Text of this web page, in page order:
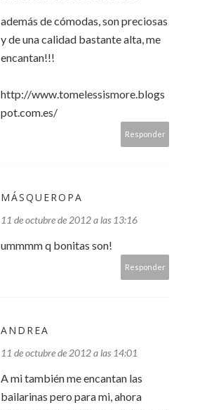
además de cómodas, son preciosas
y de una calidad bastante alta, me
encantan!!!
http://www.tomelessismore.blogs
pot.com.es/
Responder
MÁSQUEROPA
11 de octubre de 2012 a las 13:16
ummmm q bonitas son!
Responder
ANDREA
11 de octubre de 2012 a las 14:01
A mi también me encantan las
bailarinas pero para mi, ahora